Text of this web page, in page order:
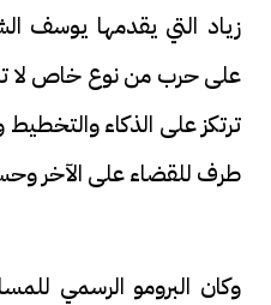
زياد التي يقدمها يوسف
على حرب من نوع خاص لا
ترتكز على الذكاء
طرف للقضاء على الآخر
وكان البرومو الرسمي